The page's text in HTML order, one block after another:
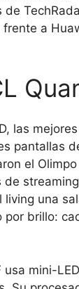
a
pantallas
el
una
brillo:
usa mini-